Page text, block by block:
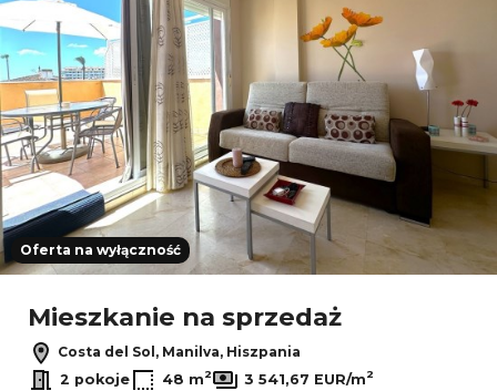
Oferta na wyłączność
Mieszkanie na sprzedaż
Costa del Sol, Manilva, Hiszpania
2 pokoje
48 m2 3 541,67 EUR/m2